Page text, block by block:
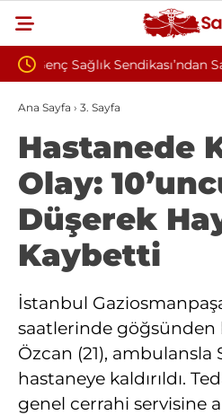
“Korkuyla
Çankırı Devlet
İddiası: Maaş
Ana Sayfa › 3. Sayfa
Hastanede
Olay:
Düşerek
Kaybetti
İstanbul
saatlerinde göğsünden
Özcan (21), ambulansla
hastaneye kaldırıldı.
genel cerrahi servisine